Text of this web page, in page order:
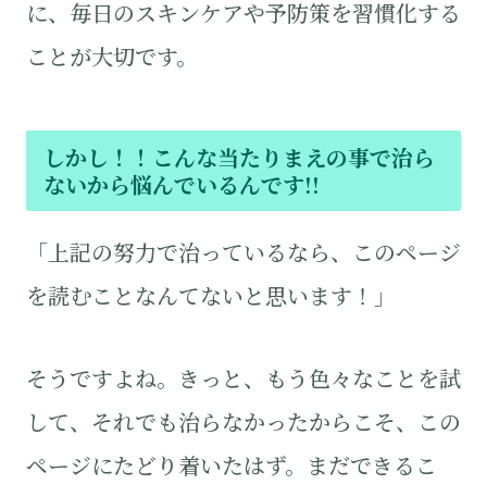
に、毎日のスキンケアや予防策を習慣化する
ことが大切です。
しかし！！こんな当たりまえの事で治ら
ないから悩んでいるんです!!
「上記の努力で治っているなら、このページ
を読むことなんてないと思います！」
そうですよね。きっと、もう色々なことを試
して、それでも治らなかったからこそ、この
ページにたどり着いたはず。まだできるこ